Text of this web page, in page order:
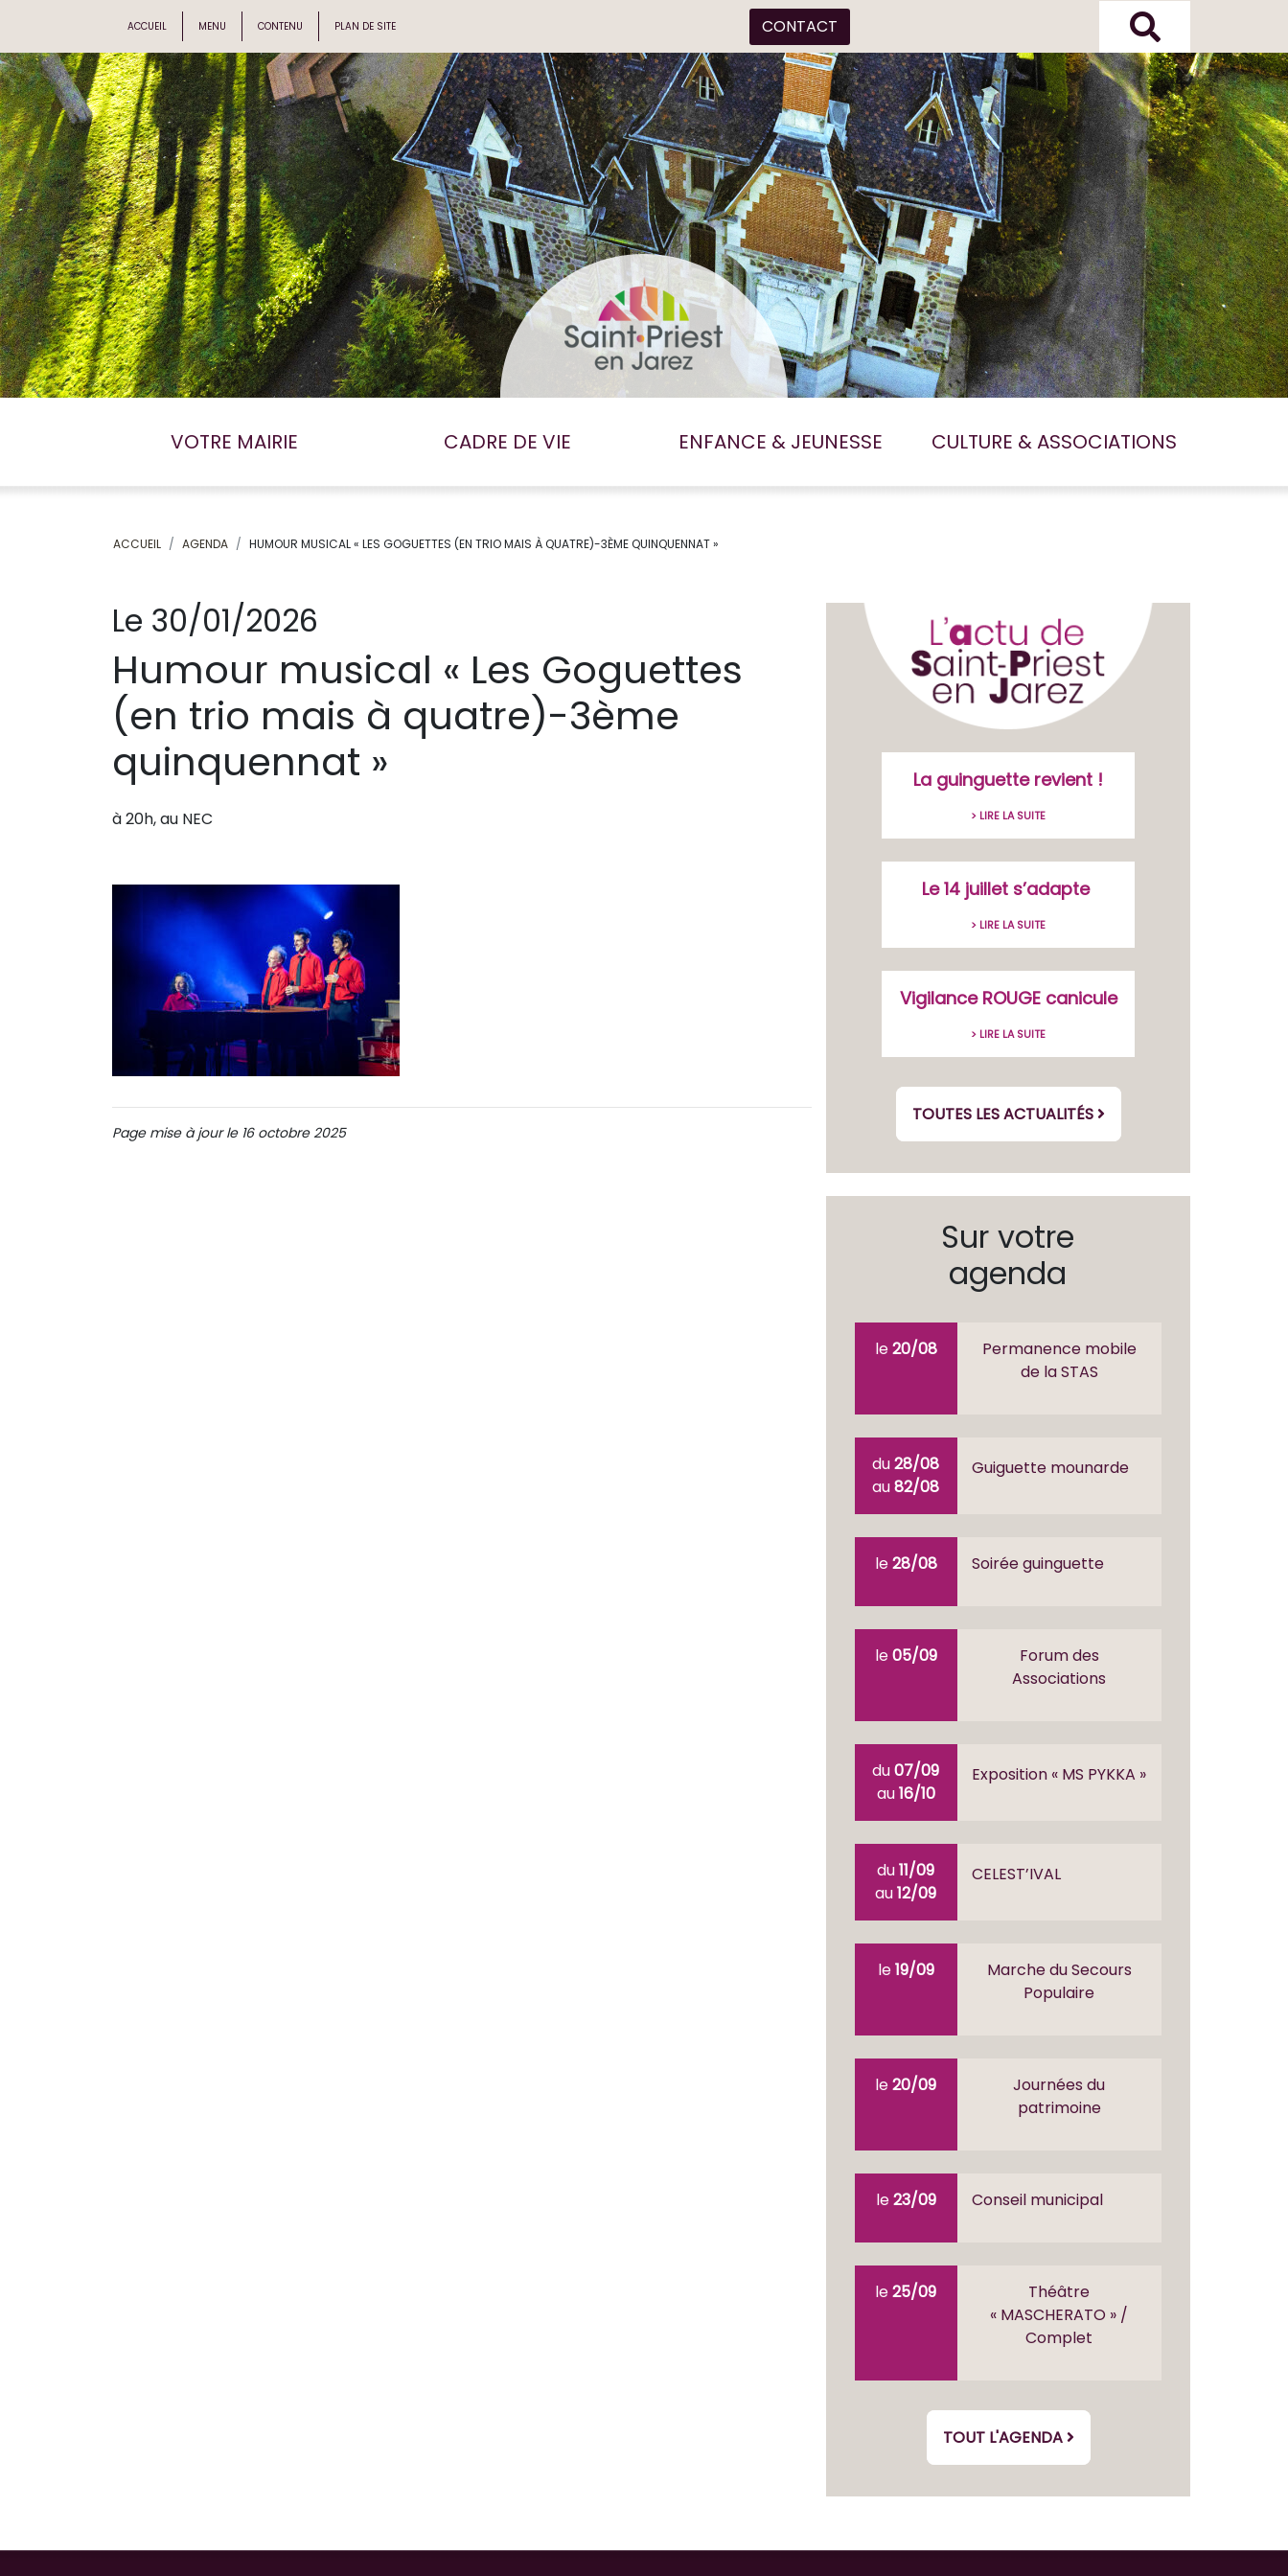
ACCUEIL MENU CONTENU PLAN DE SITE CONTACT
VOTRE MAIRIE CADRE DE VIE ENFANCE & JEUNESSE CULTURE & ASSOCIATIONS
ACCUEIL AGENDA HUMOUR MUSICAL « LES GOGUETTES (EN TRIO MAIS À QUATRE)-3ÈME QUINQUENNAT »
Le 30/01/2026
Humour musical « Les Goguettes
(en trio mais à quatre)-3ème
quinquennat »
à 20h, au NEC
Page mise à jour le 16 octobre 2025
La guinguette revient !
> LIRE LA SUITE
Le 14 juillet s’adapte
> LIRE LA SUITE
Vigilance ROUGE canicule
> LIRE LA SUITE
TOUTES LES ACTUALITÉS
Sur votre
agenda
le20/08
Permanence mobile
de la STAS
du28/08
au82/08
Guiguette mounarde
le28/08 Soirée guinguette
le05/09
Forum des
Associations
du07/09
au16/10
Exposition « MS PYKKA »
du11/09
au12/09
CELEST’IVAL
le19/09
Marche du Secours
Populaire
le20/09
Journées du
patrimoine
le23/09 Conseil municipal
le25/09
Théâtre
« MASCHERATO » /
Complet
TOUT L'AGENDA